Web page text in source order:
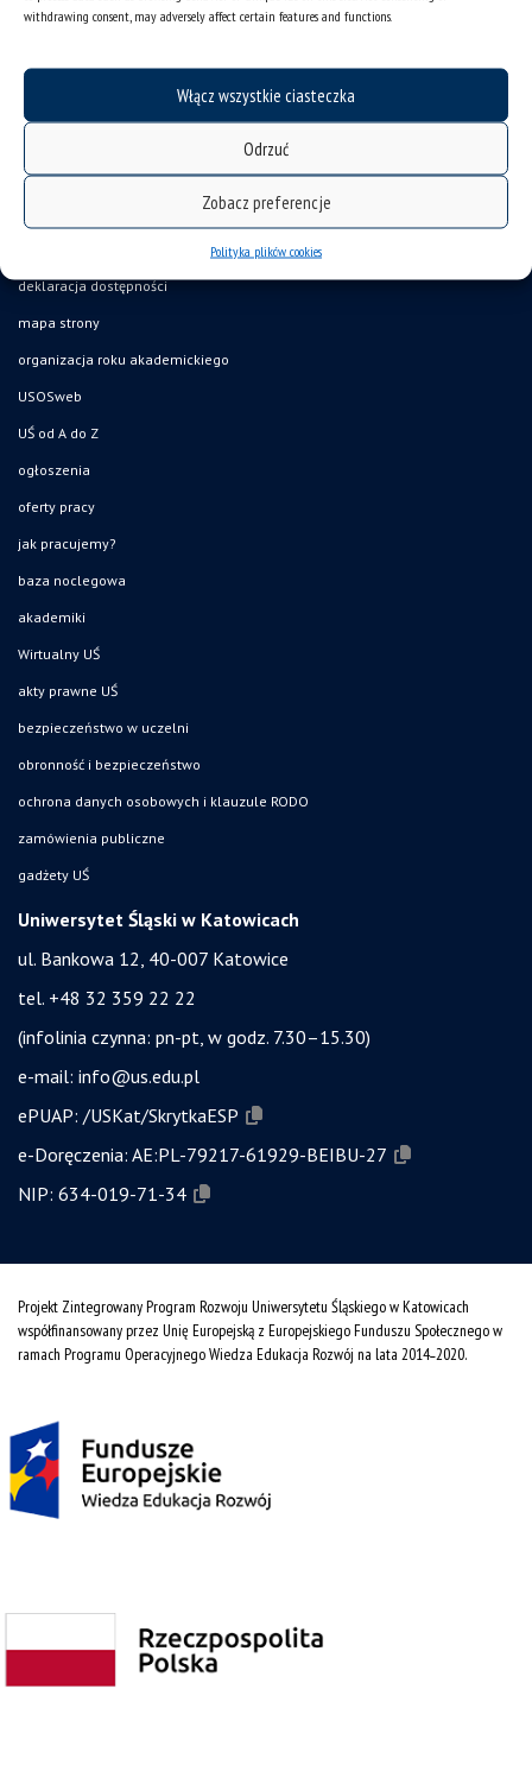
withdrawing consent, may adversely affect certain features and functions.
Włącz wszystkie ciasteczka
Odrzuć
Zobacz preferencje
Polityka plików cookies
deklaracja dostępności
mapa strony
organizacja roku akademickiego
USOSweb
UŚ od A do Z
ogłoszenia
oferty pracy
jak pracujemy?
baza noclegowa
akademiki
Wirtualny UŚ
akty prawne UŚ
bezpieczeństwo w uczelni
obronność i bezpieczeństwo
ochrona danych osobowych i klauzule RODO
zamówienia publiczne
gadżety UŚ
Uniwersytet Śląski w Katowicach
ul. Bankowa 12, 40-007 Katowice
tel. +48 32 359 22 22
(infolinia czynna: pn-pt, w godz. 7.30–15.30)
e-mail: info@us.edu.pl
ePUAP: /USKat/SkrytkaESP
e-Doręczenia: AE:PL-79217-61929-BEIBU-27
NIP: 634-019-71-34
Projekt Zintegrowany Program Rozwoju Uniwersytetu Śląskiego w Katowicach
współfinansowany przez Unię Europejską z Europejskiego Funduszu Społecznego w
ramach Programu Operacyjnego Wiedza Edukacja Rozwój na lata 2014˗2020.